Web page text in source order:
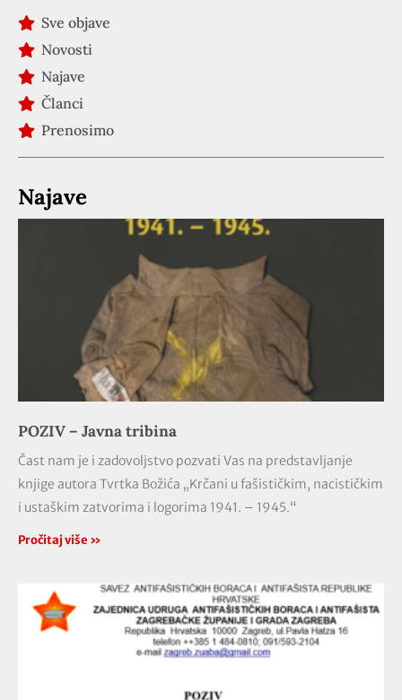
Sve objave
Novosti
Najave
Članci
Prenosimo
Najave
POZIV – Javna tribina
Čast nam je i zadovoljstvo pozvati Vas na predstavljanje
knjige autora Tvrtka Božića „Krčani u fašističkim, nacističkim
i ustaškim zatvorima i logorima 1941. – 1945.“
Pročitaj više »